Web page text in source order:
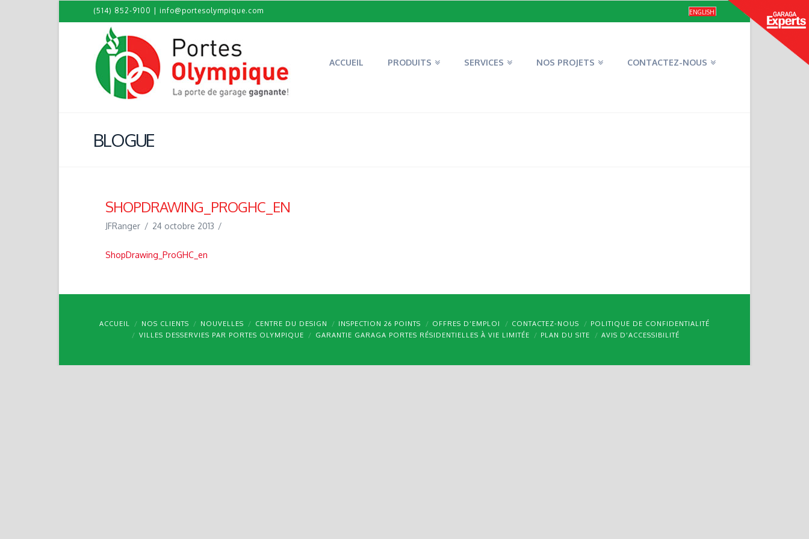
(514) 852-9100 info@portesolympique.com ENGLISH
ACCUEIL PRODUITS SERVICES NOS PROJETS CONTACTEZ-NOUS
BLOGUE
SHOPDRAWING_PROGHC_EN
JFRanger 24 octobre 2013
ShopDrawing_ProGHC_en
ACCUEIL NOS CLIENTS NOUVELLES CENTRE DU DESIGN INSPECTION 26 POINTS OFFRES D’EMPLOI CONTACTEZ-NOUS
POLITIQUE DE CONFIDENTIALITÉ
VILLES DESSERVIES PAR PORTES OLYMPIQUE
GARANTIE GARAGA PORTES RÉSIDENTIELLES À VIE LIMITÉE PLAN DU SITE AVIS D’ACCESSIBILITÉ